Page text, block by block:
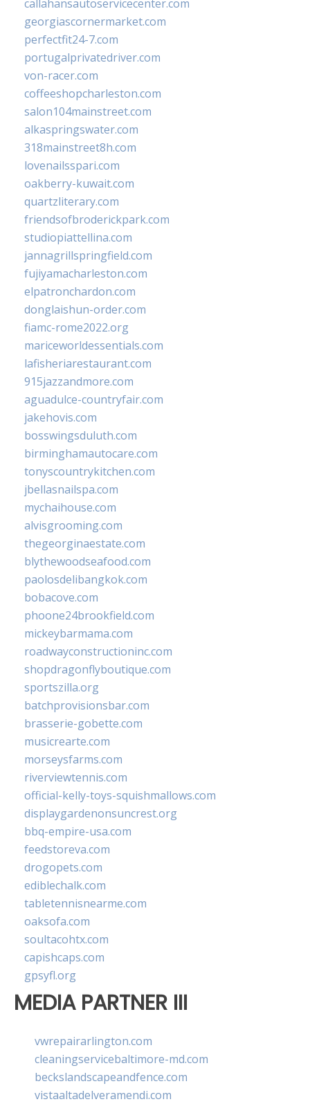
callahansautoservicecenter.com
georgiascornermarket.com
perfectfit24-7.com
portugalprivatedriver.com
von-racer.com
coffeeshopcharleston.com
salon104mainstreet.com
alkaspringswater.com
318mainstreet8h.com
lovenailsspari.com
oakberry-kuwait.com
quartzliterary.com
friendsofbroderickpark.com
studiopiattellina.com
jannagrillspringfield.com
fujiyamacharleston.com
elpatronchardon.com
donglaishun-order.com
fiamc-rome2022.org
mariceworldessentials.com
lafisheriarestaurant.com
915jazzandmore.com
aguadulce-countryfair.com
jakehovis.com
bosswingsduluth.com
birminghamautocare.com
tonyscountrykitchen.com
jbellasnailspa.com
mychaihouse.com
alvisgrooming.com
thegeorginaestate.com
blythewoodseafood.com
paolosdelibangkok.com
bobacove.com
phoone24brookfield.com
mickeybarmama.com
roadwayconstructioninc.com
shopdragonflyboutique.com
sportszilla.org
batchprovisionsbar.com
brasserie-gobette.com
musicrearte.com
morseysfarms.com
riverviewtennis.com
official-kelly-toys-squishmallows.com
displaygardenonsuncrest.org
bbq-empire-usa.com
feedstoreva.com
drogopets.com
ediblechalk.com
tabletennisnearme.com
oaksofa.com
soultacohtx.com
capishcaps.com
gpsyfl.org
MEDIA PARTNER III
vwrepairarlington.com
cleaningservicebaltimore-md.com
beckslandscapeandfence.com
vistaaltadelveramendi.com